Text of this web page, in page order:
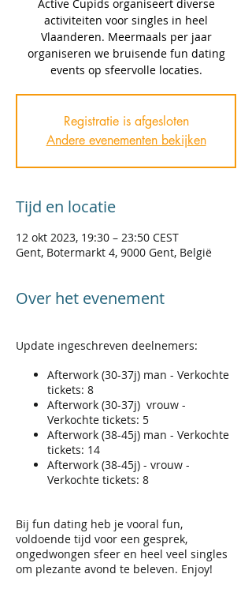
Active Cupids organiseert diverse
activiteiten voor singles in heel
Vlaanderen. Meermaals per jaar
organiseren we bruisende fun dating
events op sfeervolle locaties.
Registratie is afgesloten
Andere evenementen bekijken
Tijd en locatie
12 okt 2023, 19:30 – 23:50 CEST
Gent, Botermarkt 4, 9000 Gent, België
Over het evenement
Update ingeschreven deelnemers:
Afterwork (30-37j) man - Verkochte
tickets: 8
Afterwork (30-37j) vrouw -
Verkochte tickets: 5
Afterwork (38-45j) man - Verkochte
tickets: 14
Afterwork (38-45j) - vrouw -
Verkochte tickets: 8
Bij fun dating heb je vooral fun,
voldoende tijd voor een gesprek,
ongedwongen sfeer en heel veel singles
om plezante avond te beleven. Enjoy!